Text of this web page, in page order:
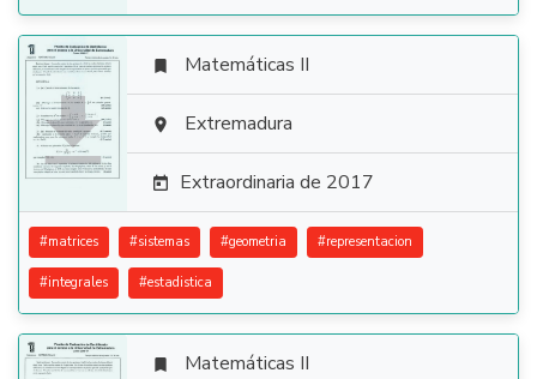

 Matemáticas II
 Extremadura
 Extraordinaria de 2017
#matrices #sistemas #geometria #representacion
#integrales #estadistica
 Matemáticas II